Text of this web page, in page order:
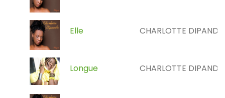
Elle CHARLOTTE DIPANDA
Longue CHARLOTTE DIPANDA